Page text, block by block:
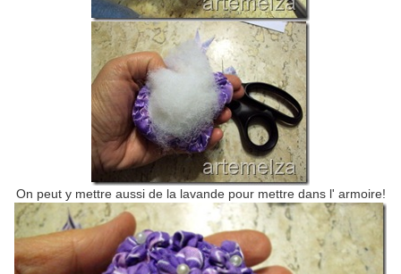
On peut y mettre aussi de la lavande pour mettre dans l' armoire!